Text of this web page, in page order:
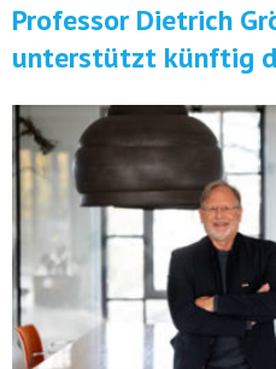
Professor Dietrich
unterstützt künftig